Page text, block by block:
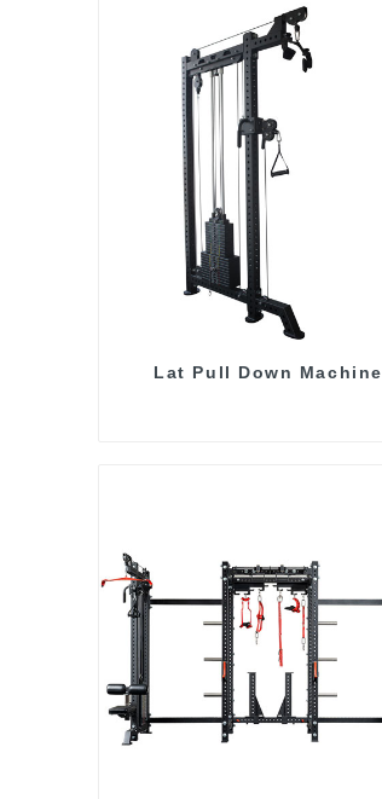
Lat Pull Down Machine